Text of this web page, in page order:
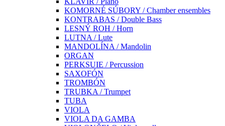
KOMORNÉ SÚBORY / Chamber ensembles
KONTRABAS / Double Bass
LESNÝ ROH / Horn
LUTNA / Lute
MANDOLÍNA / Mandolin
ORGAN
PERKSUIE / Percussion
SAXOFÓN
TROMBÓN
TRUBKA / Trumpet
TUBA
VIOLA
VIOLA DA GAMBA